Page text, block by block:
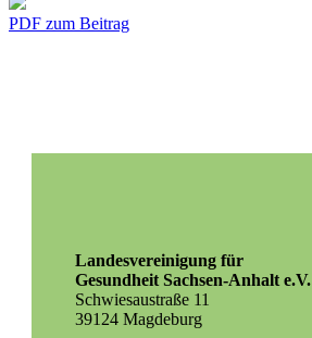
PDF zum Beitrag
Landesvereinigung für
Gesundheit Sachsen-Anhalt e.V.
Schwiesaustraße 11
39124 Magdeburg